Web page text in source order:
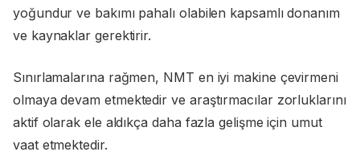
yoğundur ve bakımı pahalı olabilen kapsamlı donanım
ve kaynaklar gerektirir.
Sınırlamalarına rağmen, NMT en iyi makine çevirmeni
olmaya devam etmektedir ve araştırmacılar zorluklarını
aktif olarak ele aldıkça daha fazla gelişme için umut
vaat etmektedir.